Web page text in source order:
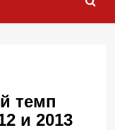
темп
и 2013